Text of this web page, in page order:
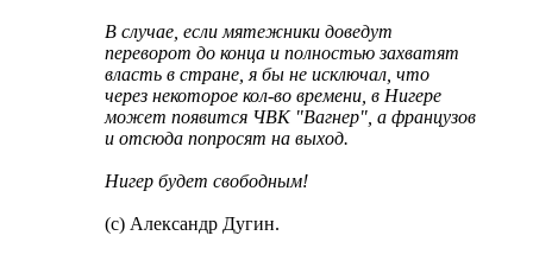
В случае, если мятежники доведут
переворот до конца и полностью захватят
власть в стране, я бы не исключал, что
через некоторое кол-во времени, в Нигере
может появится ЧВК "Вагнер", а французов
и отсюда попросят на выход.
Нигер будет свободным!
(с) Александр Дугин.